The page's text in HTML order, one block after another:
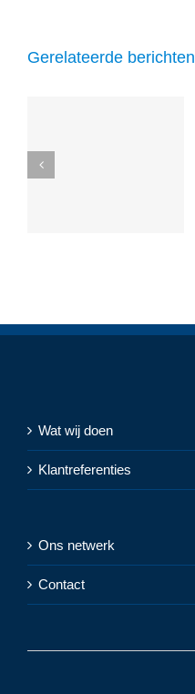
Gerelateerde berichten
Wat wij doen
Klantreferenties
Ons netwerk
Contact